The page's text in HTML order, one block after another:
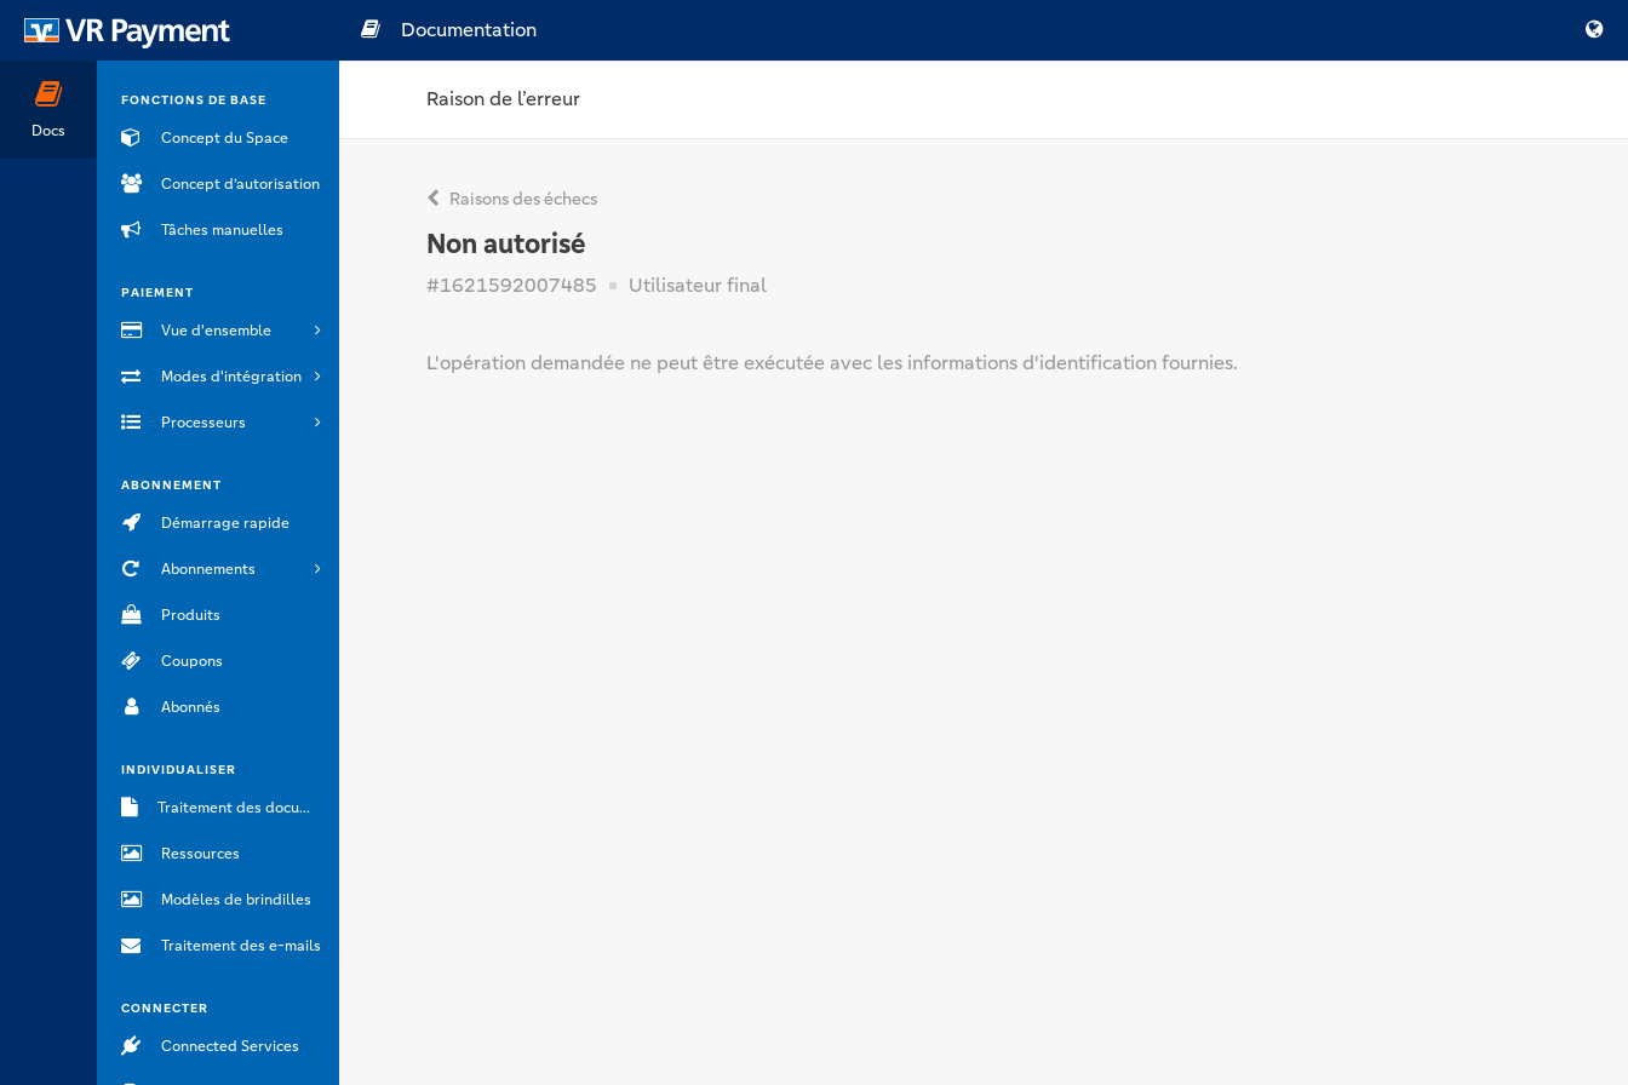
Docs
FONCTIONS DE BASE
Concept du Space
Concept d’autorisation
Tâches manuelles
PAIEMENT
Vue d'ensemble
Modes d'intégration
Processeurs
ABONNEMENT
Démarrage rapide
Abonnements
Produits
Coupons
Abonnés
INDIVIDUALISER
Traitement des documents
Ressources
Modèles de brindilles
Traitement des e-mails
CONNECTER
Connected Services
Documentation
Raison de l’erreur
Raisons des échecs
Non autorisé
#1621592007485 Utilisateur final
L'opération demandée ne peut être exécutée avec les informations d'identification fournies.